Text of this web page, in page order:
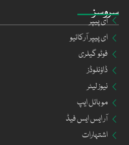
سروسز
ای پیپر
ای پیپر آرکائیو
فوٹو گیلری
ڈاؤنلوڈز
نیوز لیٹر
موبائل ایپ
آر ایس ایس فیڈ
اشتہارات